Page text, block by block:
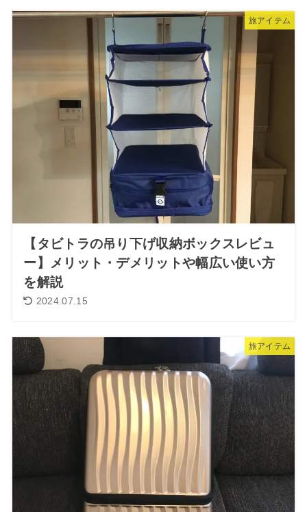
旅アイテム
【タビトラの吊り下げ収納ボックスレビュ
ー】メリット・デメリットや幅広い使い方
を解説
2024.07.15
旅アイテム